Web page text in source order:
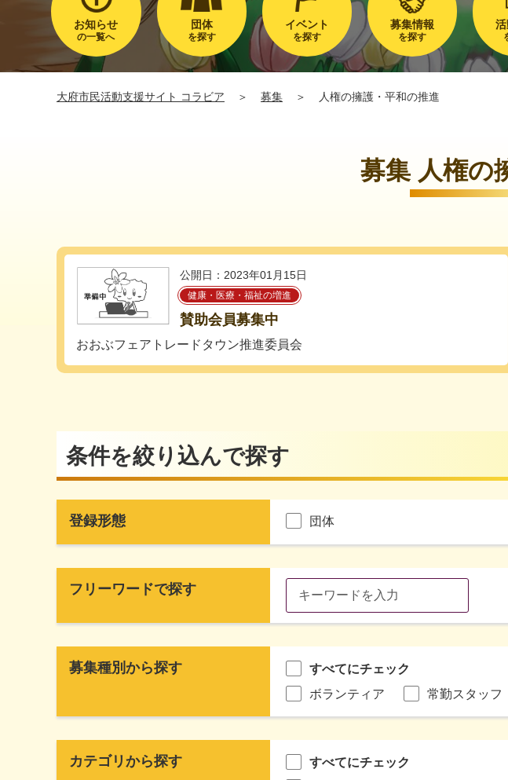
お知らせ
の一覧へ
団体
を探す
イベント
を探す
募集情報
を探す
大府市民活動支援サイト コラビア ＞ 募集 ＞ 人権の擁護・平和の推進
募集 人権の
公開日：2023年01月15日
健康・医療・福祉の増進
賛助会員募集中
おおぶフェアトレードタウン推進委員会
条件を絞り込んで探す
登録形態 団体
フリーワードで探す
募集種別から探す
すべてにチェック
ボランティア
常勤スタッフ
カテゴリから探す
すべてにチェック